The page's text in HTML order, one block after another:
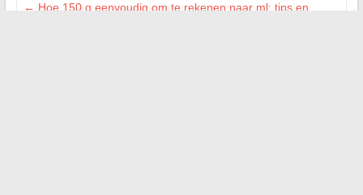
← Hoe 150 g eenvoudig om te rekenen naar ml: tips en